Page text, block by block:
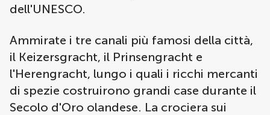
dell'UNESCO.
Ammirate i tre canali più famosi della città,
il Keizersgracht, il Prinsengracht e
l'Herengracht, lungo i quali i ricchi mercanti
di spezie costruirono grandi case durante il
Secolo d'Oro olandese. La crociera sui